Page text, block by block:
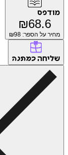
₪
על הספר: ₪98
כמתנה